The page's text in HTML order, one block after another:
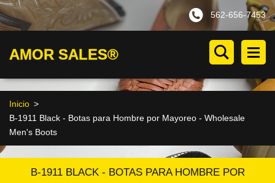
562-656-7453
AMOR SALES®
Inicio >
B-1911 Black - Botas para Hombre por Mayoreo - Wholesale
Men's Boots
B-1911 BLACK - BOTAS PARA HOMBRE POR